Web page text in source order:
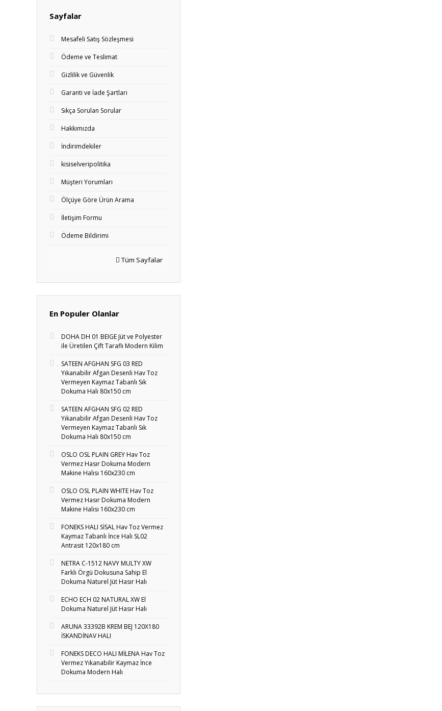
Sayfalar
Mesafeli Satış Sözleşmesi
Ödeme ve Teslimat
Gizlilik ve Güvenlik
Garanti ve İade Şartları
Sıkça Sorulan Sorular
Hakkımızda
İndirimdekiler
kisiselveripolitika
Müşteri Yorumları
Ölçüye Göre Ürün Arama
İletişim Formu
Ödeme Bildirimi
Tüm Sayfalar
En Populer Olanlar
DOHA DH 01 BEIGE Jüt ve Polyester
ile Üretilen Çift Taraflı Modern Kilim
SATEEN AFGHAN SFG 03 RED
Yıkanabilir Afgan Desenli Hav Toz
Vermeyen Kaymaz Tabanlı Sık
Dokuma Halı 80x150 cm
SATEEN AFGHAN SFG 02 RED
Yıkanabilir Afgan Desenli Hav Toz
Vermeyen Kaymaz Tabanlı Sık
Dokuma Halı 80x150 cm
OSLO OSL PLAIN GREY Hav Toz
Vermez Hasır Dokuma Modern
Makine Halısı 160x230 cm
OSLO OSL PLAIN WHITE Hav Toz
Vermez Hasır Dokuma Modern
Makine Halısı 160x230 cm
FONEKS HALI SİSAL Hav Toz Vermez
Kaymaz Tabanlı İnce Halı SL02
Antrasit 120x180 cm
NETRA C-1512 NAVY MULTY XW
Farklı Örgü Dokusuna Sahip El
Dokuma Naturel Jüt Hasır Halı
ECHO ECH 02 NATURAL XW El
Dokuma Naturel Jüt Hasır Halı
ARUNA 33392B KREM BEJ 120X180
İSKANDİNAV HALI
FONEKS DECO HALI MİLENA Hav Toz
Vermez Yıkanabilir Kaymaz İnce
Dokuma Modern Halı